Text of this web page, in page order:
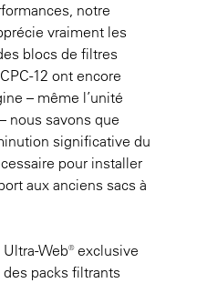
notre
vraiment les
blocs de filtres
12 ont encore
– même l’unité
nous savons que
significative du
pour installer
aux anciens sacs à
Web® exclusive
packs filtrants